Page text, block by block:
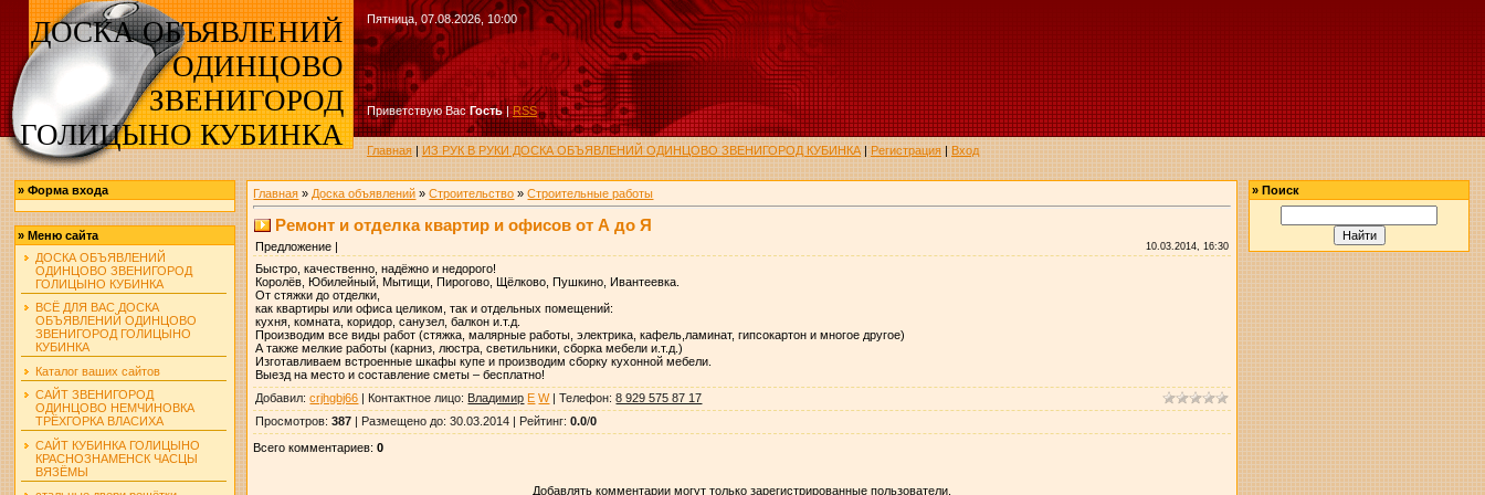
ДОСКА ОБЪЯВЛЕНИЙ
ОДИНЦОВО
ЗВЕНИГОРОД
ГОЛИЦЫНО КУБИНКА
Пятница, 07.08.2026, 10:00
Приветствую Вас Гость|RSS
Главная|ИЗ РУК В РУКИ ДОСКА ОБЪЯВЛЕНИЙ ОДИНЦОВО ЗВЕНИГОРОД КУБИНКА|Регистрация|Вход
»Форма входа
»Меню сайта
ДОСКА ОБЪЯВЛЕНИЙ
ОДИНЦОВО ЗВЕНИГОРОД
ГОЛИЦЫНО КУБИНКА
ВСЁ ДЛЯ ВАС ДОСКА
ОБЪЯВЛЕНИЙ ОДИНЦОВО
ЗВЕНИГОРОД ГОЛИЦЫНО
КУБИНКА
Каталог ваших сайтов
САЙТ ЗВЕНИГОРОД
ОДИНЦОВО НЕМЧИНОВКА
ТРЁХГОРКА ВЛАСИХА
САЙТ КУБИНКА ГОЛИЦЫНО
КРАСНОЗНАМЕНСК ЧАСЦЫ
ВЯЗЁМЫ
Главная » Доска объявлений »Строительство »Строительные работы
Ремонт и отделка квартир и офисов от А до Я
Предложение | 10.03.2014, 16:30
Быстро, качественно, надёжно и недорого!
Королёв, Юбилейный, Мытищи, Пирогово, Щёлково, Пушкино, Ивантеевка.
От стяжки до отделки,
как квартиры или офиса целиком, так и отдельных помещений:
кухня, комната, коридор, санузел, балкон и.т.д.
Производим все виды работ (стяжка, малярные работы, электрика, кафель,ламинат, гипсокартон и многое другое)
А также мелкие работы (карниз, люстра, светильники, сборка мебели и.т.д.)
Изготавливаем встроенные шкафы купе и производим сборку кухонной мебели.
Выезд на место и составление сметы – бесплатно!
Добавил:crjhgbj66 | Контактное лицо: Владимир E W|Телефон:8 929 575 87 17
Просмотров:387 | Размещено до: 30.03.2014 | Рейтинг:0.0/0
Всего комментариев:0
Добавлять комментарии могут только зарегистрированные пользователи.
»Поиск